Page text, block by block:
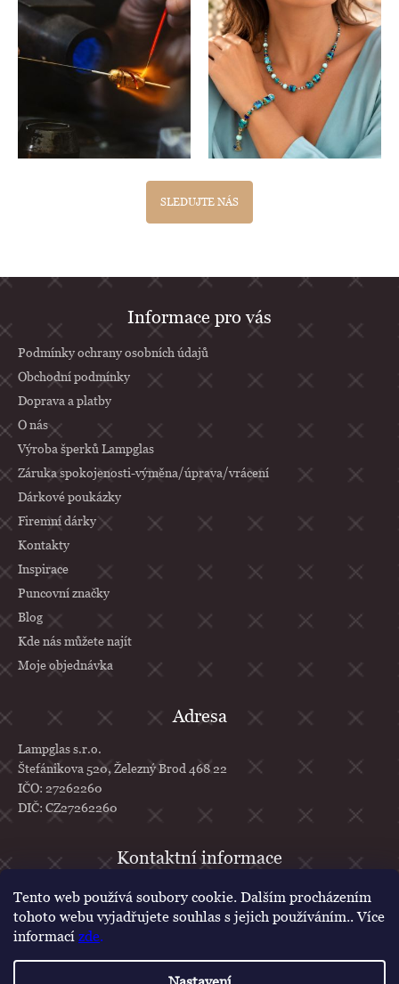
Tento web používá soubory cookie. Dalším procházením
tohoto webu vyjadřujete souhlas s jejich používáním.. Více
informací zde.
SLEDUJTE NÁS
á
a
í
Informace pro vás
Podmínky ochrany osobních údajů
Obchodní podmínky
Doprava a platby
O nás
Výroba šperků Lampglas
Záruka spokojenosti-výměna/úprava/vrácení
Dárkové poukázky
Firemní dárky
Kontakty
Inspirace
Puncovní značky
Blog
Kde nás můžete najít
Moje objednávka
Adresa
Lampglas s.r.o.
Štefánikova 520, Železný Brod 468 22
IČO: 27262260
DIČ: CZ27262260
info@lampglas.cz
+420 777 610 707
lampglascz